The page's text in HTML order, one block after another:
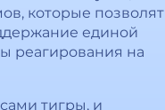
которые позволят
единой
реагирования на
тигры, и